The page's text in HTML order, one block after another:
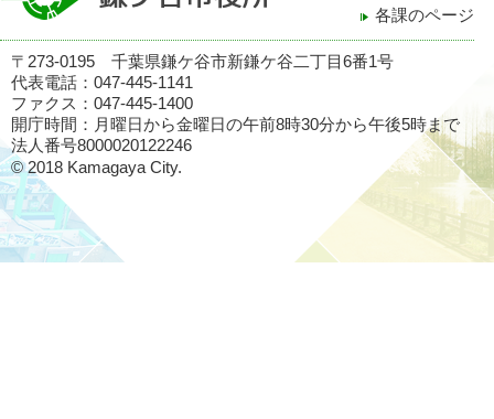
各課のページ
〒273-0195 千葉県鎌ケ谷市新鎌ケ谷二丁目6番1号
代表電話：047-445-1141
ファクス：047-445-1400
開庁時間：月曜日から金曜日の午前8時30分から午後5時まで
法人番号8000020122246
© 2018 Kamagaya City.